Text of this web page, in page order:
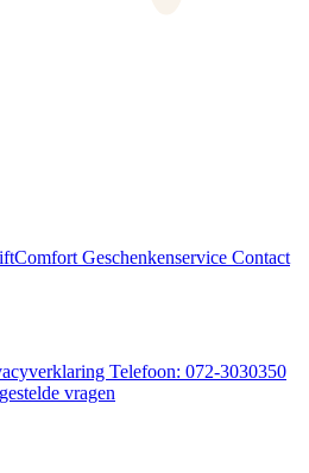
Geschenkenservice Contact
Telefoon: 072-3030350
vragen